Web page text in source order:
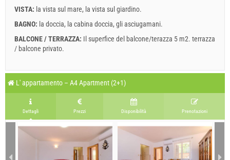
Termini e condizioni del fornitore
Prenota e aspettare la conferma
Se non desideri prenotare immediatamente e hai altre domande,
compila e fai clic su "Invia richiesta".
Inviare richiesta
VISTA: la vista sul mare, la vista sul giardino.
BAGNO: la doccia, la cabina doccia, gli asciugamani.
BALCONE / TERRAZZA: Il superfice del balcone/terazza 5 m2. terrazza
/ balcone privato.
A2 Apartment (4+0) : Prices 2026 EUR
Numero delle persone
16 lug 2026
9 set 2026
10 set 2026
31 dic 2026
1 - 3
171.43 EUR
142.86 EUR
4
5
agosto 2026
VE
4 5 8 9
I campi contrassegnati con asterisco (*) sono obbligatori!
L' appartamento – A4 Apartment (2+1)
Dettagli Prezzi Disponibilità Prenotazioni